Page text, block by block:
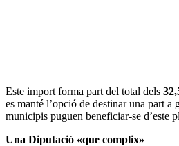
Este import forma part del total dels
es manté l’opció de destinar una part a
municipis puguen beneficiar-se d’este
Una Diputació «que complix»